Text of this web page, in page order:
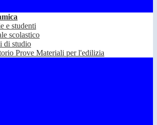
e studenti
scolastico
di studio
Prove Materiali per l'edilizia